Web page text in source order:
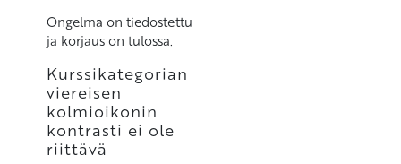
Ongelma on tiedostettu
ja korjaus on tulossa.
Kurssikategorian
viereisen
kolmioikonin
kontrasti ei ole
riittävä